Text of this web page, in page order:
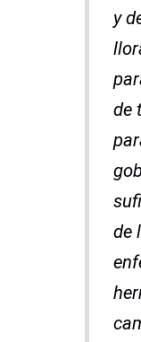
y
de
de